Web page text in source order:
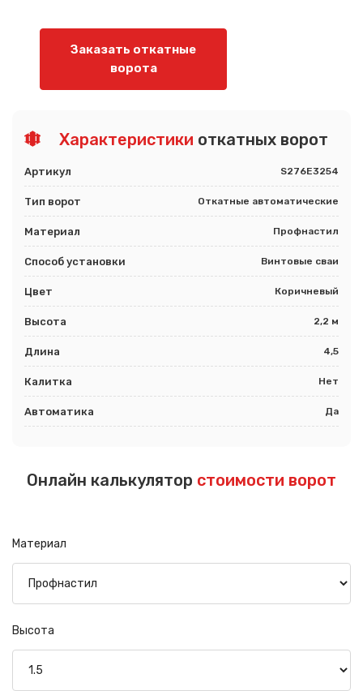
Заказать откатные
ворота
Характеристики откатных ворот
Артикул S276E3254
Тип ворот Откатные автоматические
Материал Профнастил
Способ установки Винтовые сваи
Цвет Коричневый
Высота 2,2 м
Длина 4,5
Калитка Нет
Автоматика Да
Онлайн калькулятор стоимости ворот
Материал
Высота